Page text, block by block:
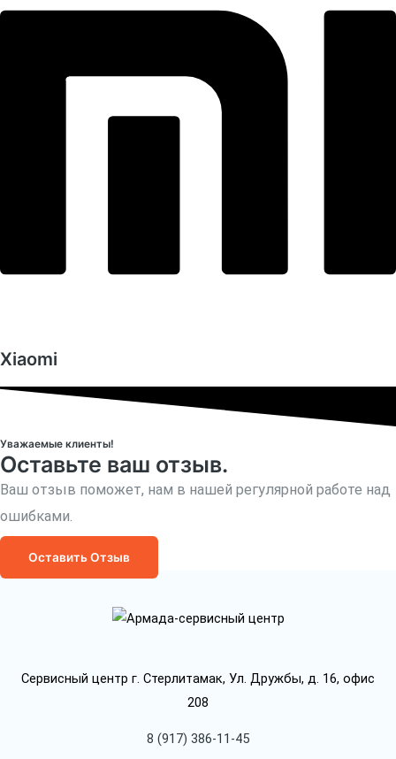
Xiaomi
Уважаемые клиенты!
Оставьте ваш отзыв.
Ваш отзыв поможет, нам в нашей регулярной работе над
ошибками.
Оставить Отзыв
Сервисный центр г. Стерлитамак, Ул. Дружбы, д. 16, офис
208
8 (917) 386-11-45